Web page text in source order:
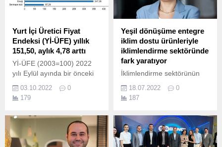
Yurt İçi Üretici Fiyat
Endeksi (Yİ-ÜFE) yıllık
151,50, aylık 4,78 arttı
Yİ-ÜFE (2003=100) 2022
yılı Eylül ayında bir önceki
yılın Aralık ayına göre
82,45, bir önceki yılın aynı
aylık ortalamalara göre
114,02 artış gösterdi.
03.10.2022
0
179
Yeşil dönüşüme entegre
iklim dostu ürünleriyle
iklimlendirme sektöründe
fark yaratıyor
İklimlendirme sektörünün
Yaşam Döngüsü
Değerlendirme metodu ile
ürünlerinin yaşam döngüsü
boyunca yarattığı etkileri
belirleyen ilk firma oldu
18.07.2022
0
187